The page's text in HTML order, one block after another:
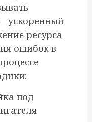
ускоренный
ресурса
ошибок в
под